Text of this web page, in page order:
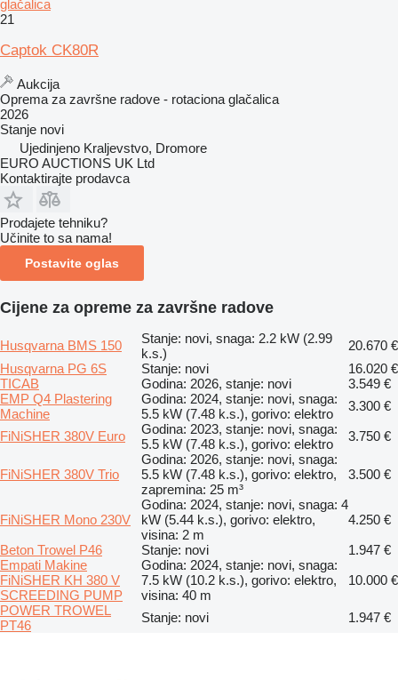
glačalica
21
Captok CK80R
Aukcija
Oprema za završne radove - rotaciona glačalica
2026
Stanje novi
Ujedinjeno Kraljevstvo, Dromore
EURO AUCTIONS UK Ltd
Kontaktirajte prodavca
Prodajete tehniku?
Učinite to sa nama!
Postavite oglas
Cijene za opreme za završne radove
Husqvarna BMS 150
Stanje: novi, snaga: 2.2 kW (2.99
k.s.)
20.670 €
Husqvarna PG 6S
Stanje: novi
16.020 €
TICAB
Godina: 2026, stanje: novi
3.549 €
EMP Q4 Plastering
Machine
Godina: 2024, stanje: novi, snaga:
5.5 kW (7.48 k.s.), gorivo: elektro
3.300 €
FiNiSHER 380V Euro
Godina: 2023, stanje: novi, snaga:
5.5 kW (7.48 k.s.), gorivo: elektro
3.750 €
FiNiSHER 380V Trio
Godina: 2026, stanje: novi, snaga:
5.5 kW (7.48 k.s.), gorivo: elektro,
zapremina: 25 m³
3.500 €
FiNiSHER Mono 230V
Godina: 2024, stanje: novi, snaga: 4
kW (5.44 k.s.), gorivo: elektro,
visina: 2 m
4.250 €
Beton Trowel P46
Stanje: novi
1.947 €
Empati Makine
FiNiSHER KH 380 V
SCREEDING PUMP
Godina: 2024, stanje: novi, snaga:
7.5 kW (10.2 k.s.), gorivo: elektro,
visina: 40 m
10.000 €
POWER TROWEL
PT46
Stanje: novi 1.947 €